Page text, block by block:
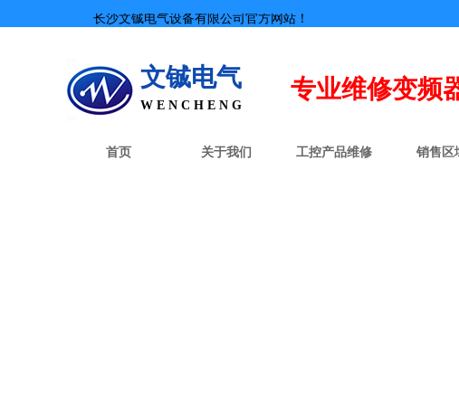
专业维修变频
长沙文铖电气设备有限公司官方网站！
文铖电气
W E N C H E N G
首页 关于我们 工控产品维修 销售区